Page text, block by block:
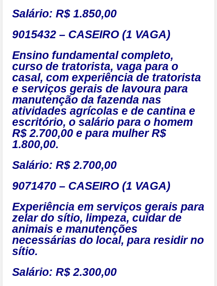
Salário: R$ 1.850,00
9015432 – CASEIRO (1 VAGA)
Ensino fundamental completo,
curso de tratorista, vaga para o
casal, com experiência de tratorista
e serviços gerais de lavoura para
manutenção da fazenda nas
atividades agrícolas e de cantina e
escritório, o salário para o homem
R$ 2.700,00 e para mulher R$
1.800,00.
Salário: R$ 2.700,00
9071470 – CASEIRO (1 VAGA)
Experiência em serviços gerais para
zelar do sítio, limpeza, cuidar de
animais e manutenções
necessárias do local, para residir no
sítio.
Salário: R$ 2.300,00